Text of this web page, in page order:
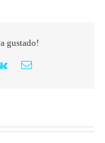
gustado!
Vk Email